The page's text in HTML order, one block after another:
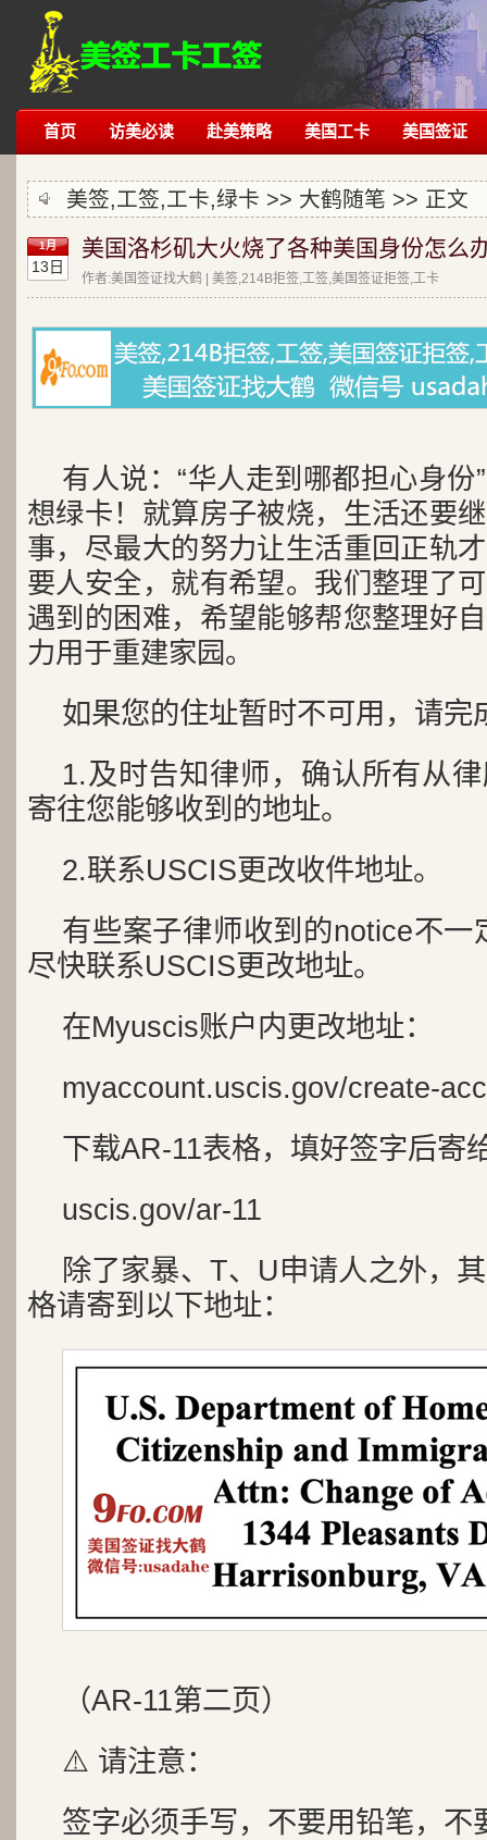
首页 访美必读 赴美策略 美国工卡 美国签证
美签,工签,工卡,绿卡 >> 大鹤随笔 >> 正文
1月
13日
美国洛杉矶大火烧了各种美国身份怎么
作者:美国签证找大鹤 | 美签,214B拒签,工签,美国签证拒签,工卡
有人说：“华人走到哪都担心身份”
想绿卡 ！就算房子被烧，生活还要
事，尽最大的努力让生活重回正轨
要人安全，就有希望。 我们整理了
遇到的困难，希望能够帮您整理好
力用于重建家园。
如果您的住址暂时不可用，请完
1.及时告知律师，确认所有从
寄往您能够收到的地址。
2.联系USCIS更改收件地址。
有些案子律师收到的notice不一
尽快联系USCIS更改地址。
在Myuscis账户内更改地址：
myaccount.uscis.gov/create-
下载AR-11表格，填好签字后寄
uscis.gov/ar-11
除了家暴、T、U申请人之外，
格请寄到以下地址：
（AR-11第二页）
⚠️ 请注意：
签字必须手写，不要用铅笔，不